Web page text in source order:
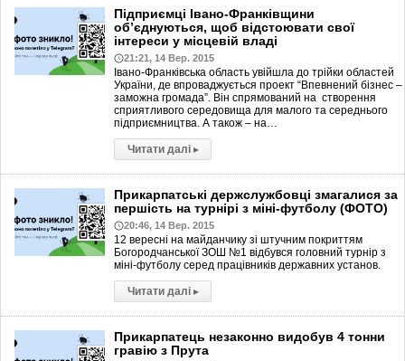
Підприємці Івано-Франківщини
об’єднуються, щоб відстоювати свої
інтереси у місцевій владі
21:21, 14 Вер. 2015
Івано-Франківська область увійшла до трійки областей
України, де впроваджується проект “Впевнений бізнес –
заможна громада”. Він спрямований на створення
сприятливого середовища для малого та середнього
підприємництва. А також – на…
Читати далі ▸
Прикарпатські держслужбовці змагалися за
першість на турнірі з міні-футболу (ФОТО)
20:46, 14 Вер. 2015
12 вересні на майданчику зі штучним покриттям
Богородчанської ЗОШ №1 відбувся головний турнір з
міні-футболу серед працівників державних установ.
Читати далі ▸
Прикарпатець незаконно видобув 4 тонни
гравію з Прута